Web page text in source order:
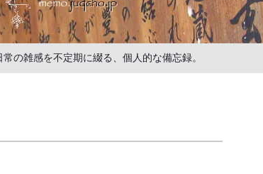
常の雑感を不定期に綴る、個人的な備忘録。